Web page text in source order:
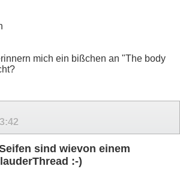
mich ein bißchen an "The body
sind wievon einem
:-)